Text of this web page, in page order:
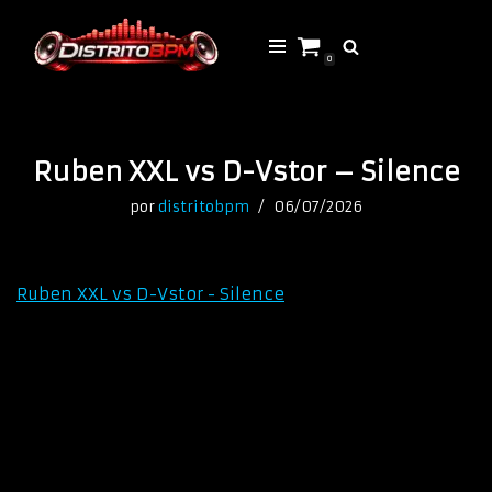
Saltar
0
Ruben XXL vs D-Vstor – Silence
pordistritobpm 06/07/2026
Ruben XXL vs D-Vstor - Silence